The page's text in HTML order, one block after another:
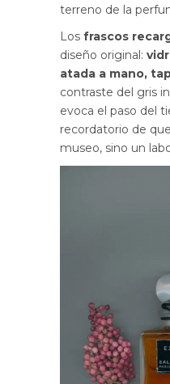
terreno de la
Los frascos
diseño original:
atada a mano,
contraste del gris
evoca el paso del
recordatorio de
museo, sino un